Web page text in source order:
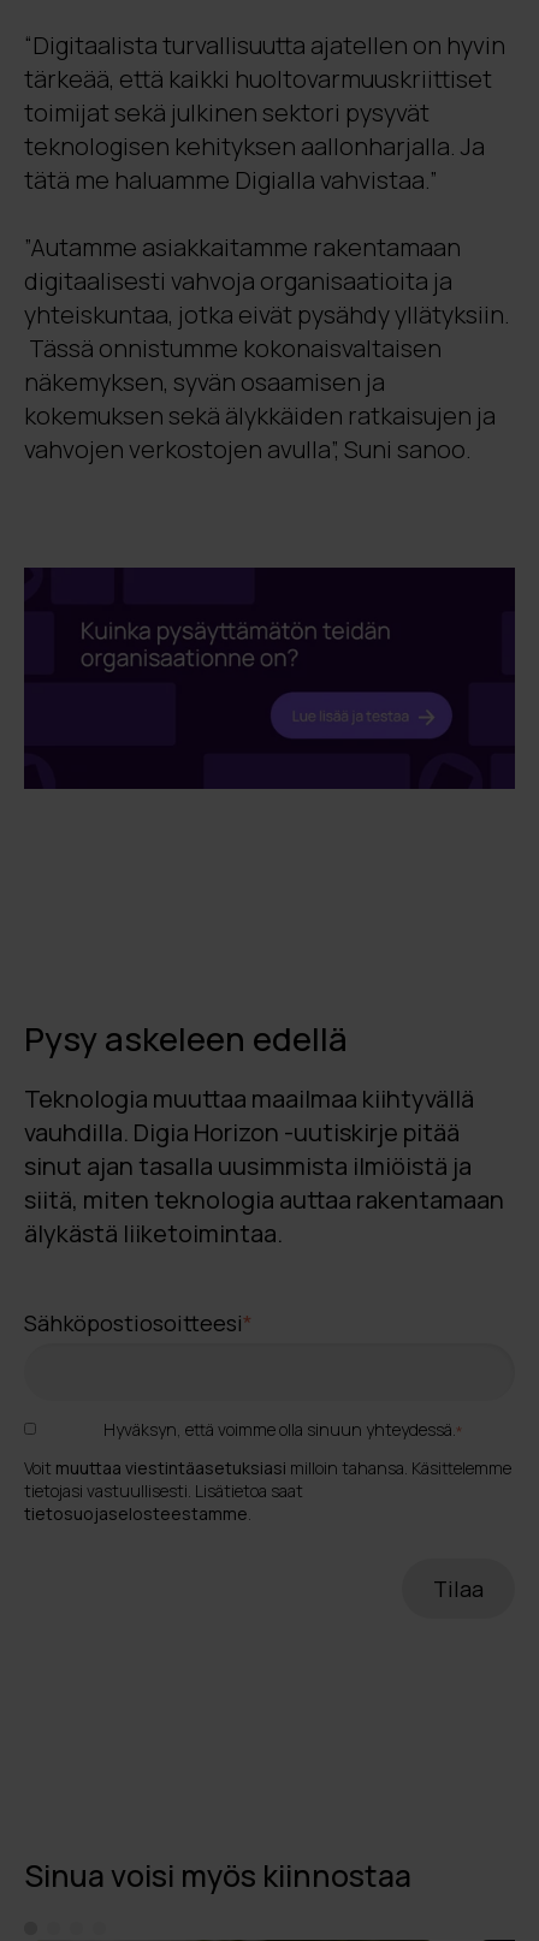
“Digitaalista turvallisuutta ajatellen on hyvin
tärkeää, että kaikki huoltovarmuuskriittiset
toimijat sekä julkinen sektori pysyvät
teknologisen kehityksen aallonharjalla. Ja
tätä me haluamme Digialla vahvistaa.”
”Autamme asiakkaitamme rakentamaan
digitaalisesti vahvoja organisaatioita ja
yhteiskuntaa, jotka eivät pysähdy yllätyksiin.
Tässä onnistumme kokonaisvaltaisen
näkemyksen, syvän osaamisen ja
kokemuksen sekä älykkäiden ratkaisujen ja
vahvojen verkostojen avulla”, Suni sanoo.
Pysy askeleen edellä
Teknologia muuttaa maailmaa kiihtyvällä
vauhdilla. Digia Horizon -uutiskirje pitää
sinut ajan tasalla uusimmista ilmiöistä ja
siitä, miten teknologia auttaa rakentamaan
älykästä liiketoimintaa.
Sähköpostiosoitteesi*
Hyväksyn, että voimme olla sinuun yhteydessä. *
Voit muuttaa viestintäasetuksiasi milloin tahansa. Käsittelemme
tietojasi vastuullisesti. Lisätietoa saat
tietosuojaselosteestamme
Sinua voisi myös kiinnostaa